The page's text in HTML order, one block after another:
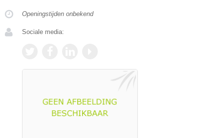
Openingstijden onbekend
Sociale media: